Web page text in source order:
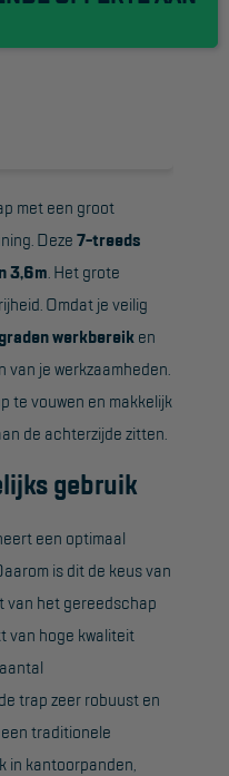
met een groot
Deze 7-treeds
3,6m . Het grote
Omdat je veilig
werkbereiken
je werkzaamheden.
te vouwen en makkelijk
de achterzijde zitten.
gebruik
een optimaal
is dit de keus van
van het gereedschap
van hoge kwaliteit
trap zeer robuust en
traditionele
in kantoorpanden,